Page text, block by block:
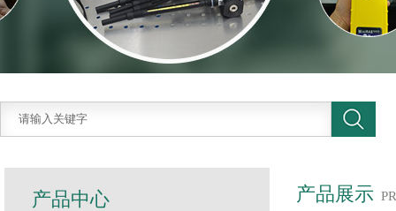
产品展示
产品中心